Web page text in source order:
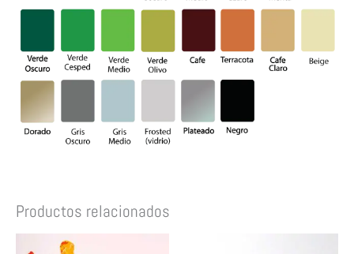
Productos relacionados